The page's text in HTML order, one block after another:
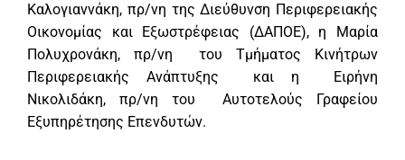
Καλογιαννάκη, πρ/νη της Διεύθυνση Περιφερειακής
Οικονομίας και Εξωστρέφειας (ΔΑΠΟΕ), η Μαρία
Πολυχρονάκη, πρ/νη του Τμήματος Κινήτρων
Περιφερειακής Ανάπτυξης και η Ειρήνη
Νικολιδάκη, πρ/νη του Αυτοτελούς Γραφείου
Εξυπηρέτησης Επενδυτών.